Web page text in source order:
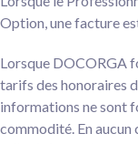
Option, une facture
Lorsque DOCORGA
tarifs des honoraires
informations ne sont
commodité. En aucun